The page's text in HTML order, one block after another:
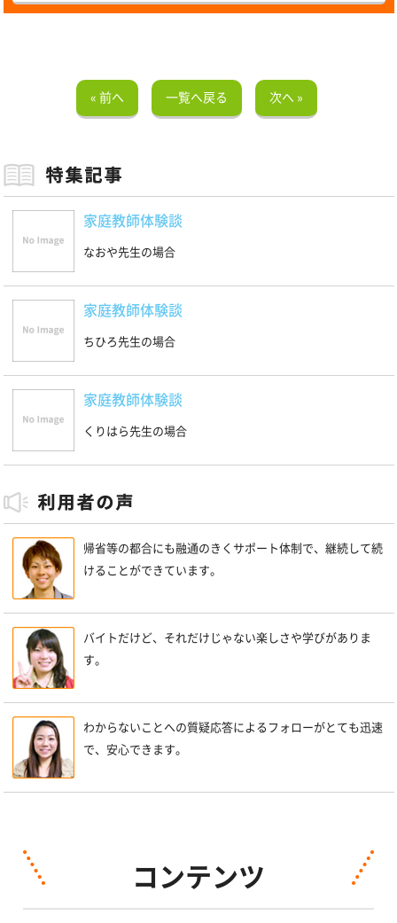
« 前へ 一覧へ戻る 次へ »
家庭教師体験談
なおや先生の場合
家庭教師体験談
ちひろ先生の場合
家庭教師体験談
くりはら先生の場合
帰省等の都合にも融通のきくサポート体制で、継続して続
けることができています。
バイトだけど、それだけじゃない楽しさや学びがありま
す。
わからないことへの質疑応答によるフォローがとても迅速
で、安心できます。
コンテンツ